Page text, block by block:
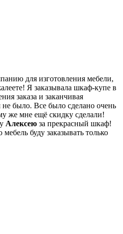
для изготовления мебели,
Я заказывала шкаф-купе в
заказа и заканчивая
было. Все было сделано очень
же мне ещё скидку сделали!
Алексею за прекрасный шкаф!
буду заказывать только